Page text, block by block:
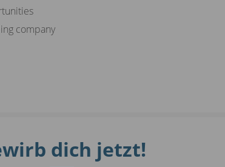
company
dich jetzt!